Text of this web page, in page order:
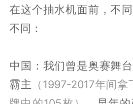
在这个抽水机面前，不
不同：
中国：我们曾是奥赛舞
霸主 （1997-2017年间